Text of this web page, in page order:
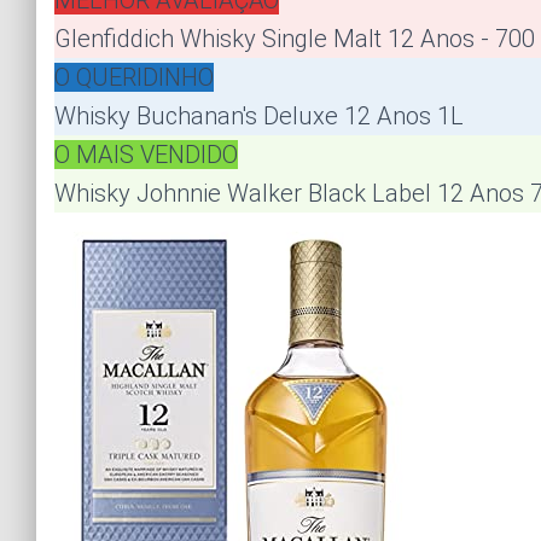
Glenfiddich Whisky Single Malt 12 Anos - 700
O QUERIDINHO
Whisky Buchanan's Deluxe 12 Anos 1L
O MAIS VENDIDO
Whisky Johnnie Walker Black Label 12 Anos